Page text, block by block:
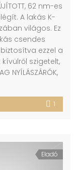
62 nm-es
A lakás K-
világos. Ez
csendes
ezzel a
szigetelt,
NYÍLÁSZÁRÓK,
1
Eladó